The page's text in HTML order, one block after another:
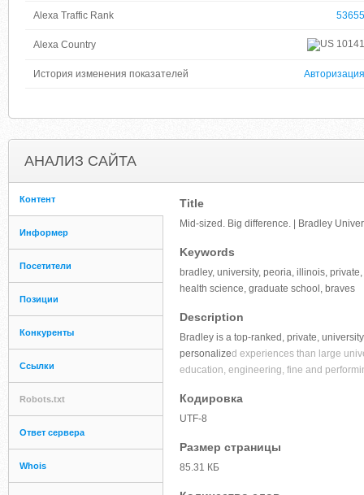
Alexa Traffic Rank 53655
Alexa Country 10141
История изменения показателей Авторизация
АНАЛИЗ САЙТА
Контент
Информер
Посетители
Позиции
Конкуренты
Ссылки
Robots.txt
Ответ сервера
Whois
Title
Mid-sized. Big difference. | Bradley
Keywords
bradley, university, peoria, illinois,
health science, graduate school, braves
Description
Bradley is a top-ranked, private,
personalized experiences than large
education, engineering, fine and
Кодировка
UTF-8
Размер страницы
85.31 КБ